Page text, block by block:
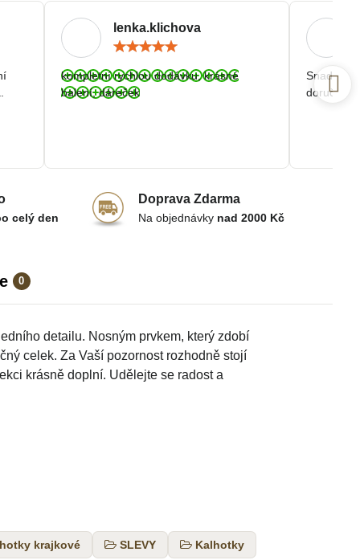
0
detailu. Nosným prvkem, který zdobí
celek. Za Vaší pozornost rozhodně stojí
krásně doplní. Udělejte se radost a
krajkové SLEVY Kalhotky
lenka.klichova
/
5
kompletní rychlou dodávku, krásné
balení, dáreček
Snadná a
doručení.
celý den
Doprava Zdarma
Na objednávky nad 2000 Kč